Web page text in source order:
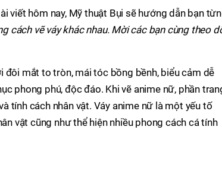
viết hôm nay, Mỹ thuật Bụi sẽ hướng dẫn bạn
cách vẽ váy khác nhau. Mời các bạn cùng theo
mắt to tròn, mái tóc bồng bềnh, biểu cảm dễ
phong phú, độc đáo. Khi vẽ anime nữ, phần
tính cách nhân vật. Váy anime nữ là một yếu tố
vật cũng như thể hiện nhiều phong cách cá tính